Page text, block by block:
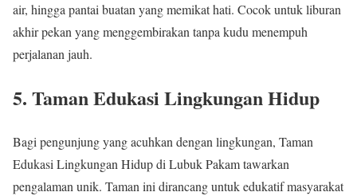
air, hingga pantai buatan yang memikat hati. Cocok untuk liburan
akhir pekan yang menggembirakan tanpa kudu menempuh
perjalanan jauh.
5. Taman Edukasi Lingkungan Hidup
Bagi pengunjung yang acuhkan dengan lingkungan, Taman
Edukasi Lingkungan Hidup di Lubuk Pakam tawarkan
pengalaman unik. Taman ini dirancang untuk edukatif masyarakat